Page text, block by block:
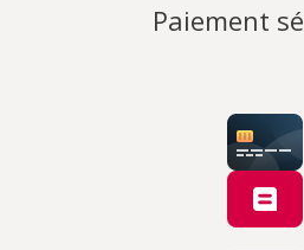
Paiement